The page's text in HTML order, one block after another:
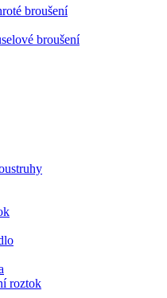
broušení
broušení
roztok